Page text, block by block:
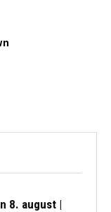
8. august |